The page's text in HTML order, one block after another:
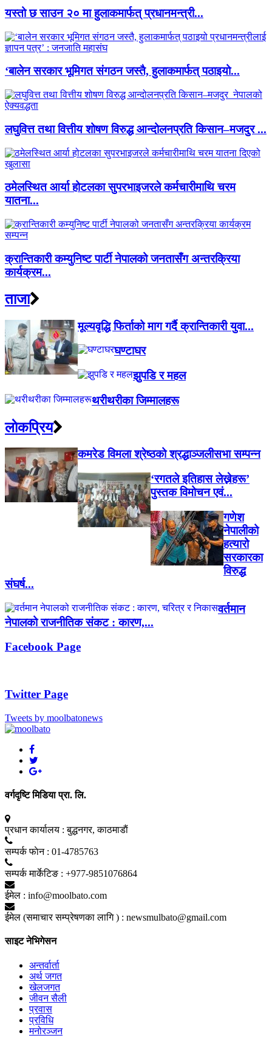
यस्तो छ साउन २० मा हुलाकमार्फत् प्रधानमन्त्री...
‘बालेन सरकार भूमिगत संगठन जस्तै, हुलाकमार्फत् पठाइयो...
लघुवित्त तथा वित्तीय शोषण विरुद्ध आन्दोलनप्रति किसान–मजदुर ...
ठमेलस्थित आर्या होटलका सुपरभाइजरले कर्मचारीमाथि चरम
यातना...
क्रान्तिकारी कम्युनिष्ट पार्टी नेपालको जनतासँग अन्तरक्रिया
कार्यक्रम...
ताजा
मूल्यवृद्धि फिर्ताको माग गर्दै क्रान्तिकारी युवा...
घण्टाघर
झुपडि र महल
थरीथरीका जिम्मालहरू
लाेकप्रिय
कमरेड विमला श्रेष्ठको श्रद्धाञ्जलीसभा सम्पन्न
‘रगतले इतिहास लेख्नेहरू’
पुस्तक विमोचन एवं...
गणेश
नेपालीको
हत्यारो
सरकारका
विरुद्ध
संघर्ष...
वर्तमान
नेपालको राजनीतिक संकट : कारण,...
Facebook Page
Twitter Page
Tweets by moolbatonews
वर्गदृष्टि मिडिया प्रा. लि.
प्रधान कार्यालय : बुद्धनगर, काठमाडाैं
सम्पर्क फाेन : 01-4785763
सम्पर्क मार्केटिङ : +977-9851076864
ईमेल : info@moolbato.com
ईमेल (समाचार सम्प्रेषणका लागि ) : newsmulbato@gmail.com
साइट नेभिगेसन
अन्तर्वार्ता
अर्थ जगत
खेलजगत
जीवन सैली
प्रवास
प्रविधि
मनोरञ्जन